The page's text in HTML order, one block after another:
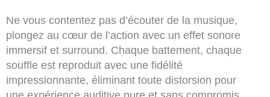
Ne vous contentez pas d’écouter de la musique,
plongez au cœur de l’action avec un effet sonore
immersif et surround. Chaque battement, chaque
souffle est reproduit avec une fidélité
impressionnante, éliminant toute distorsion pour